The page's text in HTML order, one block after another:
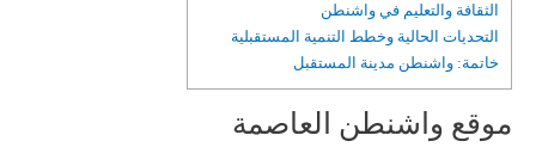
الثقافة والتعليم في واشنطن
التحديات الحالية وخطط التنمية المستقبلية
خاتمة: واشنطن مدينة المستقبل
موقع واشنطن العاصمة